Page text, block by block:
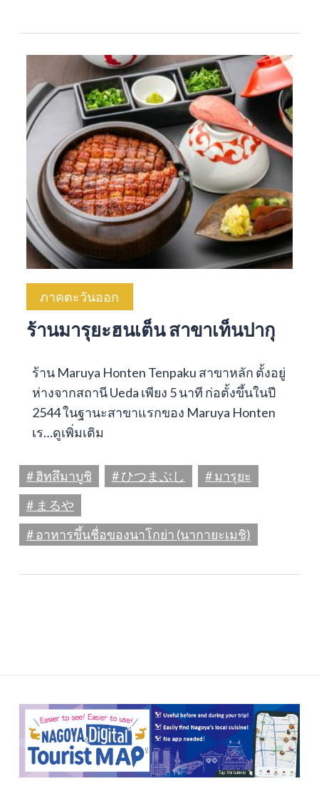
ภาคตะวันออก
ร้านมารุยะฮนเต็น สาขาเท็นปากุ
ร้าน Maruya Honten Tenpaku สาขาหลัก ตั้งอยู่
ห่างจากสถานี Ueda เพียง 5 นาที ก่อตั้งขึ้นในปี
2544 ในฐานะสาขาแรกของ Maruya Honten
เร…ดูเพิ่มเติม
# ฮิทสึมาบูชิ # ひつまぶし
# มารุยะ
# まるや
# อาหารขึ้นชื่อของนาโกย่า (นากายะเมชิ)